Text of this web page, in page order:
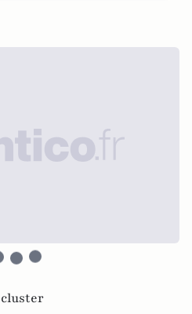
cluster